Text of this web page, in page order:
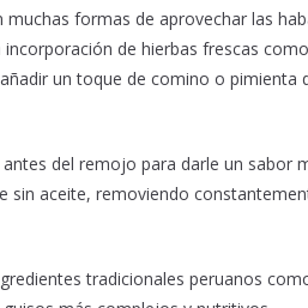
formas de aprovechar las
de hierbas frescas
un toque de comino o pimienta
del remojo para darle un sabor
sin aceite, removiendo
tradicionales peruanos